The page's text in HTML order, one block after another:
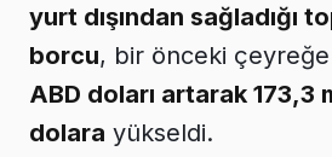
yurt dışından sağladığı
borcu, bir önceki
ABD doları artarak 173,3
dolara yükseldi.